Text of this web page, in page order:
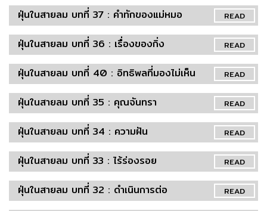
READ
ฝุ่นในสายลม บทที่ 37 : คำทักของแม่หมอ
READ
ฝุ่นในสายลม บทที่ 36 : เรื่องของกิ่ง
READ
ฝุ่นในสายลม บทที่ 40 : อิทธิพลที่มองไม่เห็น
READ
ฝุ่นในสายลม บทที่ 35 : คุณจันทรา
READ
ฝุ่นในสายลม บทที่ 34 : ความฝัน
READ
ฝุ่นในสายลม บทที่ 33 : ไร้ร่องรอย
READ
ฝุ่นในสายลม บทที่ 32 : ดำเนินการต่อ